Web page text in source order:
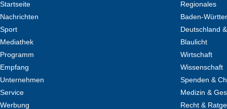
Startseite
Nachrichten
Sport
Mediathek
Programm
Empfang
Unternehmen
Service
Werbung
Regionales
Baden-
Deutschland
Blaulicht
Wirtschaft
Wissenschaft
Spenden &
Medizin &
Recht &